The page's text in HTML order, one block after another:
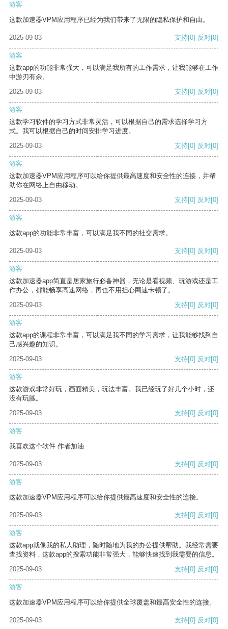
游客
这款加速器VPM应用程序已经为我们带来了无限的隐私保护和自由。
2025-09-03 支持[0] 反对[0]
游客
这款app的功能非常强大，可以满足我所有的工作需求，让我能够在工作
中游刃有余。
2025-09-03
支持[0] 反对[0]
游客
这款学习软件的学习方式非常灵活，可以根据自己的需求选择学习方
式。我可以根据自己的时间安排学习进度。
2025-09-03
支持[0] 反对[0]
游客
这款加速器VPM应用程序可以给你提供最高速度和安全性的连接，并帮
助你在网络上自由移动。
2025-09-03
支持[0] 反对[0]
游客
这款app的功能非常丰富，可以满足我不同的社交需求。
2025-09-03 支持[0] 反对[0]
游客
这款加速器app简直是居家旅行必备神器，无论是看视频、玩游戏还是工
作办公，都能畅享高速网络，再也不用担心网速卡顿了。
2025-09-03
支持[0] 反对[0]
游客
这款app的课程非常丰富，可以满足我不同的学习需求，让我能够找到自
己感兴趣的知识。
2025-09-03
支持[0] 反对[0]
游客
这款游戏非常好玩，画面精美，玩法丰富。我已经玩了好几个小时，还
没有玩腻。
2025-09-03
支持[0] 反对[0]
游客
我喜欢这个软件 作者加油
2025-09-03 支持[0] 反对[0]
游客
这款加速器VPM应用程序可以给你提供最高速度和安全性的连接。
2025-09-03 支持[0] 反对[0]
游客
这款app就像我的私人助理，随时随地为我的办公提供帮助。我经常需要
查找资料，这款app的搜索功能非常强大，能够快速找到我需要的信息。
2025-09-03
支持[0] 反对[0]
游客
这款加速器VPM应用程序可以给你提供全球覆盖和最高安全性的连接。
2025-09-03 支持[0] 反对[0]